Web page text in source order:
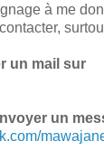
à me
un mail sur
un